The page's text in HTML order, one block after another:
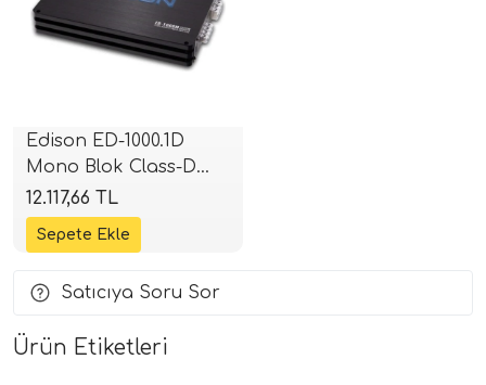
Edison ED-1000.1D
Mono Blok Class-D
Amplifikatör | 1000W
RMS | SPLHIFI
12.117,66 TL
Satıcıya Soru Sor
Ürün Etiketleri